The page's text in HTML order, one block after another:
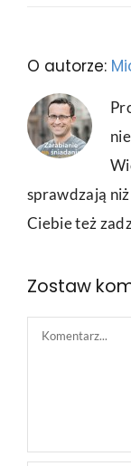
O autorze:
sprawdzają niż
Ciebie też
Zostaw
Comment